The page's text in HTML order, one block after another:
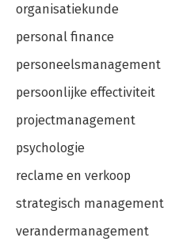
organisatiekunde
personal finance
personeelsmanagement
persoonlijke effectiviteit
projectmanagement
psychologie
reclame en verkoop
strategisch management
verandermanagement